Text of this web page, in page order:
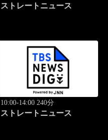
ストレートニュース
10:00-14:00 240分
ストレートニュース